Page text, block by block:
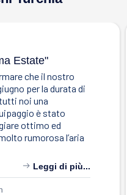
Estate"
che il nostro
per la durata di
noi una
è stato
ottimo ed
rumorosa l’aria
Leggi di più...